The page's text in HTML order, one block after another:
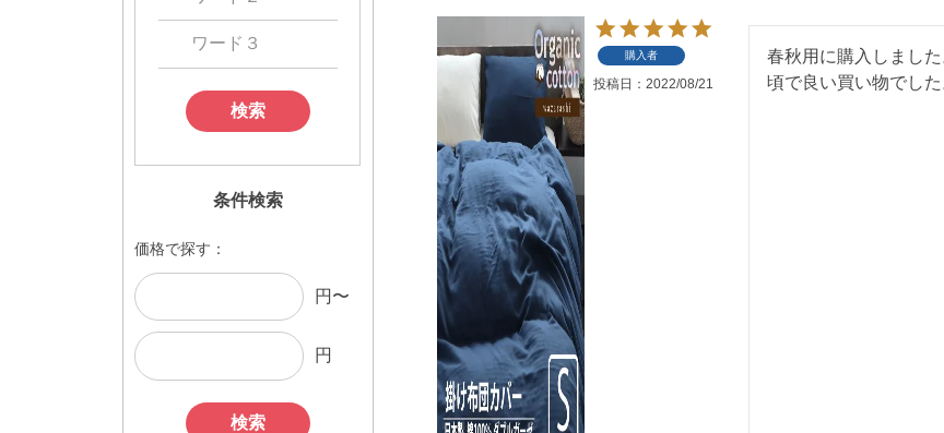
検索
条件検索
価格で探す：
円〜
円
検索
購入者
投稿日 2022/08/21
春秋用に購入しまし
頃で良い買い物でした